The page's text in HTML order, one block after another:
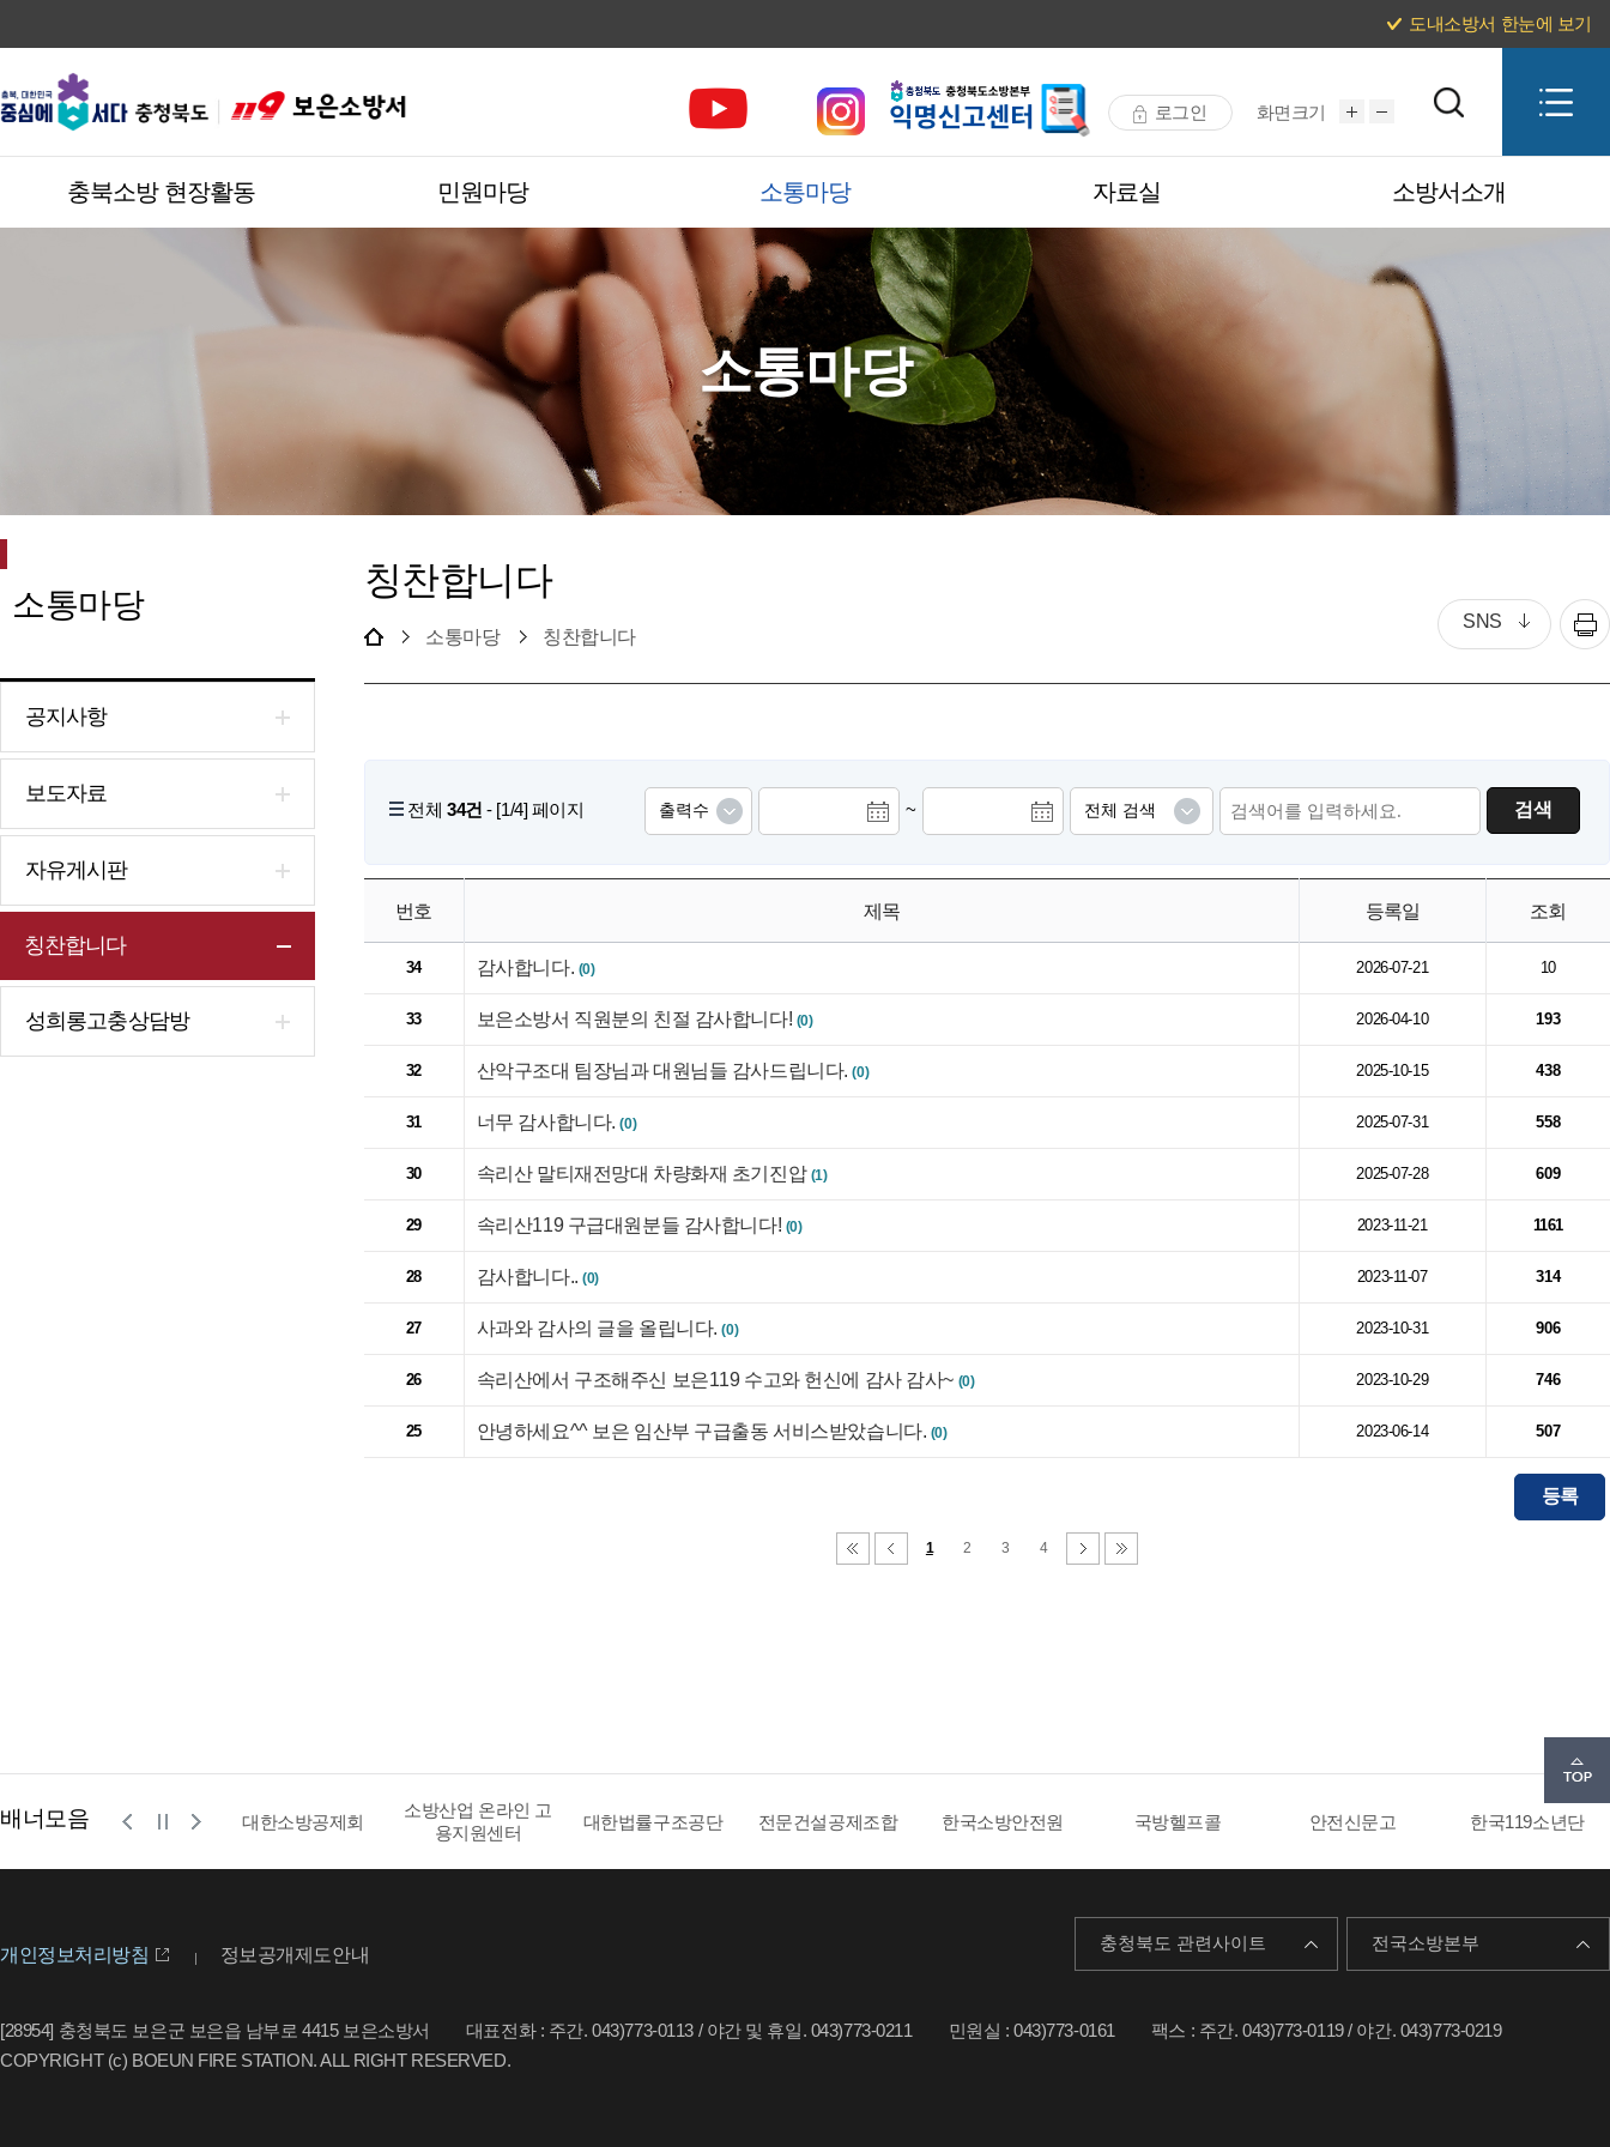
도내소방서 한눈에 보기
로그인 화면크기
충북소방 현장활동 민원마당 소통마당 자료실 소방서소개
소통마당
소통마당
공지사항
보도자료
자유게시판
칭찬합니다
성희롱고충상담방
칭찬합니다
소통마당 칭찬합니다
SNS
전체34건 - [1/4] 페이지 ~ 검색
번호 제목 등록일 조회
34 감사합니다. (0) 2026-07-21 10
33 보은소방서 직원분의 친절 감사합니다! (0) 2026-04-10 193
32 산악구조대 팀장님과 대원님들 감사드립니다. (0) 2025-10-15 438
31 너무 감사합니다. (0) 2025-07-31 558
30 속리산 말티재전망대 차량화재 초기진압 (1) 2025-07-28 609
29 속리산119 구급대원분들 감사합니다! (0) 2023-11-21 1161
28 감사합니다.. (0) 2023-11-07 314
27 사과와 감사의 글을 올립니다. (0) 2023-10-31 906
26 속리산에서 구조해주신 보은119 수고와 헌신에 감사 감사~ (0) 2023-10-29 746
25 안녕하세요^^ 보은 임산부 구급출동 서비스받았습니다. (0) 2023-06-14 507
등록
1 2 3 4
배너모음영문 소방청 대한소방공제회
소방산업 온라인 고
용지원센터
대한법률구조공단 전문건설공제조합 한국소방안전원 국방헬프콜 안전신문고 한국119소년단
충청북도 관련사이트 전국소방본부
개인정보처리방침 정보공개제도안내
[28954] 충청북도 보은군 보은읍 남부로 4415 보은소방서 대표전화 : 주간. 043)773-0113 / 야간 및 휴일. 043)773-0211 민원실 : 043)773-0161
팩스 : 주간. 043)773-0119 / 야간. 043)773-0219
COPYRIGHT (c) BOEUN FIRE STATION. ALL RIGHT RESERVED.